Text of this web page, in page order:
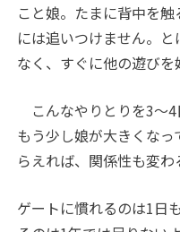
こと娘。たまに背中を
には追いつけません。
なく、すぐに他の遊びを
こんなやりとりを3～4
もう少し娘が大きくな
らえれば、関係性も変わ
ゲートに慣れるのは1日